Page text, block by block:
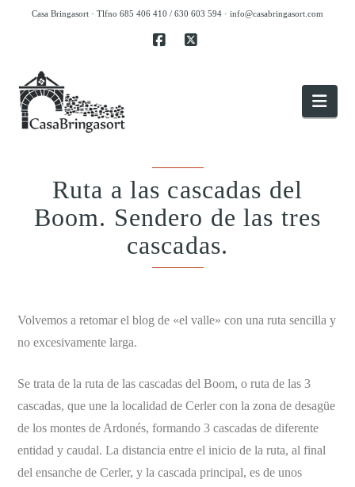
Casa Bringasort · Tlfno 685 406 410 / 630 603 594 · info@casabringasort.com
Ruta a las cascadas del
Boom. Sendero de las tres
cascadas.
Volvemos a retomar el blog de «el valle» con una ruta sencilla y
no excesivamente larga.
Se trata de la ruta de las cascadas del Boom, o ruta de las 3
cascadas, que une la localidad de Cerler con la zona de desagüe
de los montes de Ardonés, formando 3 cascadas de diferente
entidad y caudal. La distancia entre el inicio de la ruta, al final
del ensanche de Cerler, y la cascada principal, es de unos